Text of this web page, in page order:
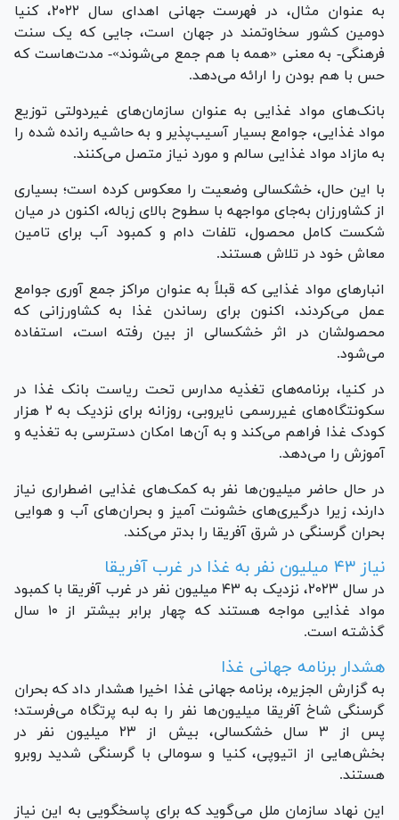
به عنوان مثال، در فهرست جهانی اهدای سال ۲۰۲۲، کنیا
دومین کشور سخاوتمند در جهان است، جایی که یک سنت
فرهنگی- به معنی «همه با هم جمع می‌شوند»- مدت‌هاست که
حس با هم بودن را ارائه می‌دهد.
بانک‌های مواد غذایی به عنوان سازمان‌های غیردولتی توزیع
مواد غذایی، جوامع بسیار آسیب‌پذیر و به حاشیه رانده شده را
به مازاد مواد غذایی سالم و مورد نیاز متصل می‌کنند.
با این حال، خشکسالی وضعیت را معکوس کرده است؛ بسیاری
از کشاورزان به‌جای مواجهه با سطوح بالای زباله، اکنون در میان
شکست کامل محصول، تلفات دام و کمبود آب برای تامین
معاش خود در تلاش هستند.
انبار‌های مواد غذایی که قبلاً به عنوان مراکز جمع آوری جوامع
عمل می‌کردند، اکنون برای رساندن غذا به کشاورزانی که
محصولشان در اثر خشکسالی از بین رفته است، استفاده
می‌شود.
در کنیا، برنامه‌های تغذیه مدارس تحت ریاست بانک غذا در
سکونتگاه‌های غیررسمی نایروبی، روزانه برای نزدیک به ۲ هزار
کودک غذا فراهم می‌کند و به آن‌ها امکان دسترسی به تغذیه و
آموزش را می‌دهد.
در حال حاضر میلیون‌ها نفر به کمک‌های غذایی اضطراری نیاز
دارند، زیرا درگیری‌های خشونت آمیز و بحران‌های آب و هوایی
بحران گرسنگی در شرق آفریقا را بدتر می‌کند.
نیاز ۴۳ میلیون نفر به غذا در غرب آفریقا
در سال ۲۰۲۳، نزدیک به ۴۳ میلیون نفر در غرب آفریقا با کمبود
مواد غذایی مواجه هستند که چهار برابر بیشتر از ۱۰ سال
گذشته است.
هشدار برنامه جهانی غذا
به گزارش الجزیره، برنامه جهانی غذا اخیرا هشدار داد که بحران
گرسنگی شاخ آفریقا میلیون‌ها نفر را به لبه پرتگاه می‌فرستد؛
پس از ۳ سال خشکسالی، بیش از ۲۳ میلیون نفر در
بخش‌هایی از اتیوپی، کنیا و سومالی با گرسنگی شدید روبرو
هستند.
این نهاد سازمان ملل می‌گوید که برای پاسخگویی به این نیاز